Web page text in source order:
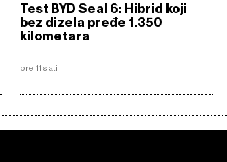
Test BYD Seal 6: Hibrid koji
bez dizela pređe 1.350
kilometara
pre 11 sati